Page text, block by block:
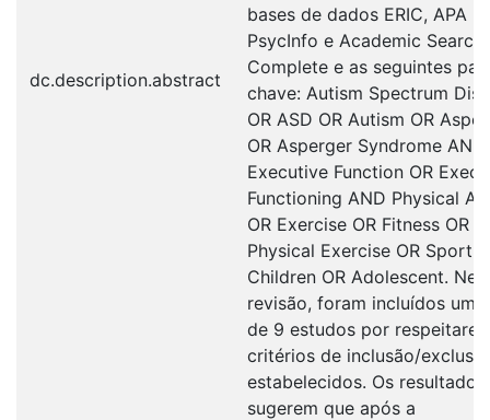
dc.description.abstract
bases de dados ERIC, APA
PsycInfo e Academic Search
Complete e as seguintes
chave: Autism Spectrum
OR ASD OR Autism OR
OR Asperger Syndrome AND
Executive Function OR
Functioning AND Physical
OR Exercise OR Fitness OR
Physical Exercise OR Sport
Children OR Adolescent.
revisão, foram incluídos um
de 9 estudos por
critérios de inclusão/
estabelecidos. Os resultados
sugerem que após a